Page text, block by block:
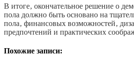
В итоге‚ окончательное решение о
пола должно быть основано на
пола‚ финансовых возможностей‚
предпочтений и практических
Похожие записи: